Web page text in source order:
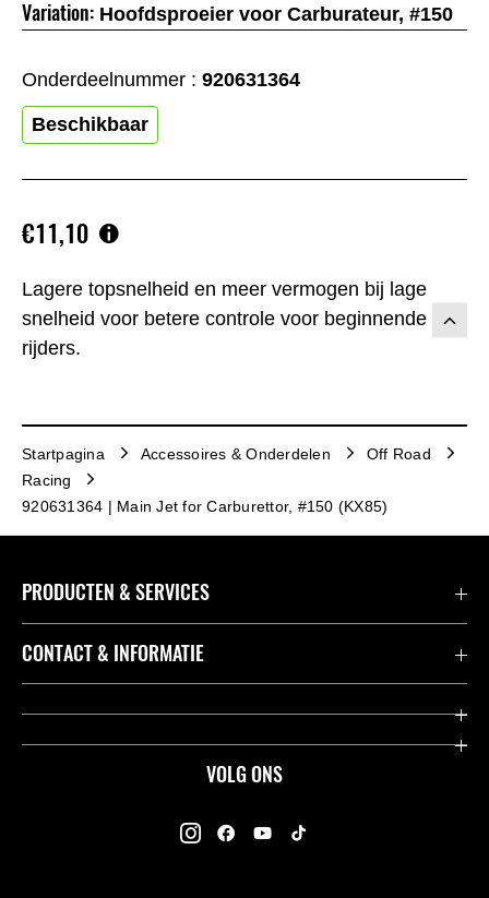
Lagere topsnelheid en meer vermogen bij lage
snelheid voor betere controle voor beginnende
rijders.
€11,10
Variation: Hoofdsproeier voor Carburateur, #150
Onderdeelnummer : 920631364
Beschikbaar
Startpagina Accessoires & Onderdelen
Off Road
Racing
920631364 | Main Jet for Carburettor, #150 (KX85)
VOLG ONS
PRODUCTEN & SERVICES
Accessoires & Onderdelen
Dealers
K-Care Fabrieksgarantie
CONTACT & INFORMATIE
Contact